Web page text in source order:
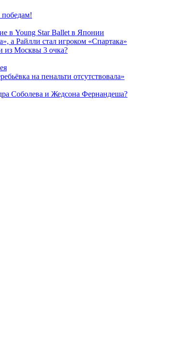
в Young Star Ballet в Японии
а Райлли стал игроком «Спартака»
из Москвы 3 очка?
на пенальти отсутствовала»
Соболева и Жедсона Фернандеша?